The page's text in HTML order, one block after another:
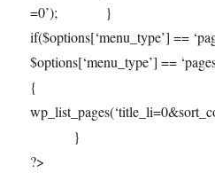
=0’); }
if($options[‘menu_type’] ==
$options[‘menu_type’] ==
{
}
?>